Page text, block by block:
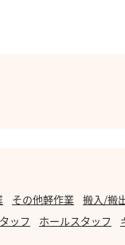
その他軽作業 搬入/搬
ッフ ホールスタッフ